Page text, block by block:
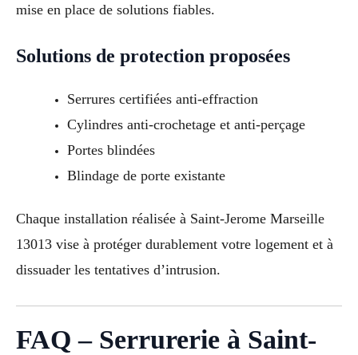
mise en place de solutions fiables.
Solutions de protection proposées
Serrures certifiées anti-effraction
Cylindres anti-crochetage et anti-perçage
Portes blindées
Blindage de porte existante
Chaque installation réalisée à Saint-Jerome Marseille
13013 vise à protéger durablement votre logement et à
dissuader les tentatives d’intrusion.
FAQ – Serrurerie à Saint-